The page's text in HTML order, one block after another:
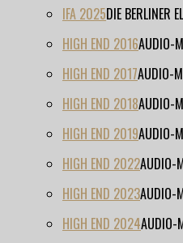
IFA 2025DIE BERLINER
HIGH END 2016AUDIO-
HIGH END 2017AUDIO-
HIGH END 2018AUDIO-
HIGH END 2019AUDIO-
HIGH END 2022AUDIO-
HIGH END 2023AUDIO-
HIGH END 2024AUDIO-